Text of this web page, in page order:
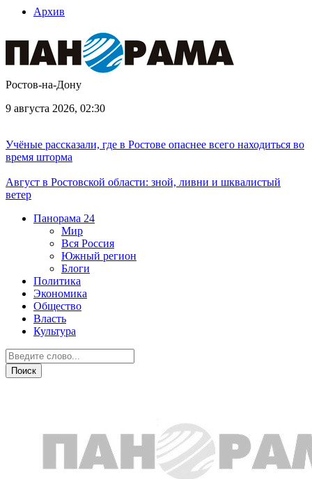
Архив
Ростов-на-Дону
9 августа 2026, 02:30
Учёные рассказали, где в Ростове опаснее всего находиться во
время шторма
Август в Ростовской области: зной, ливни и шквалистый
ветер
Панорама 24
Мир
Вся Россия
Южный регион
Блоги
Политика
Экономика
Общество
Власть
Культура